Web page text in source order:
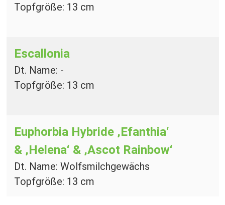
Topfgröße: 13 cm
Escallonia
Dt. Name: -
Topfgröße: 13 cm
Euphorbia Hybride ‚Efanthia‘
& ‚Helena‘ & ‚Ascot Rainbow‘
Dt. Name: Wolfsmilchgewächs
Topfgröße: 13 cm